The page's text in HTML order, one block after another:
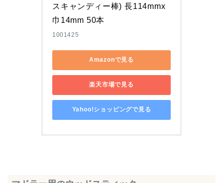
スキャンディー棒) 長114mmx
巾14mm 50本
1001425
Amazonで見る
楽天市場で見る
Yahoo!ショッピングで見る